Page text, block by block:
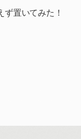
置いてみた！